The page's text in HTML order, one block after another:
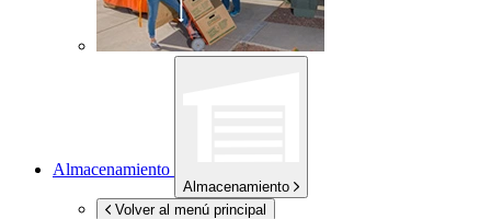
Almacenamiento
Almacenamiento
Volver al menú principal